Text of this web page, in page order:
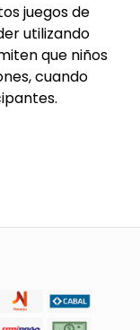
juegos de
utilizando
que niños
cuando